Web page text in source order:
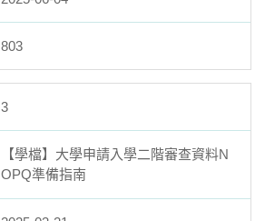
803
3
【學檔】大學申請入學二階審查資料N
OPQ準備指南